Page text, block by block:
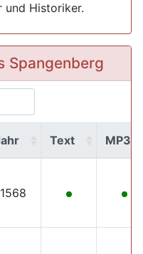
und Historiker.
Spangenberg
Text MP3
1568